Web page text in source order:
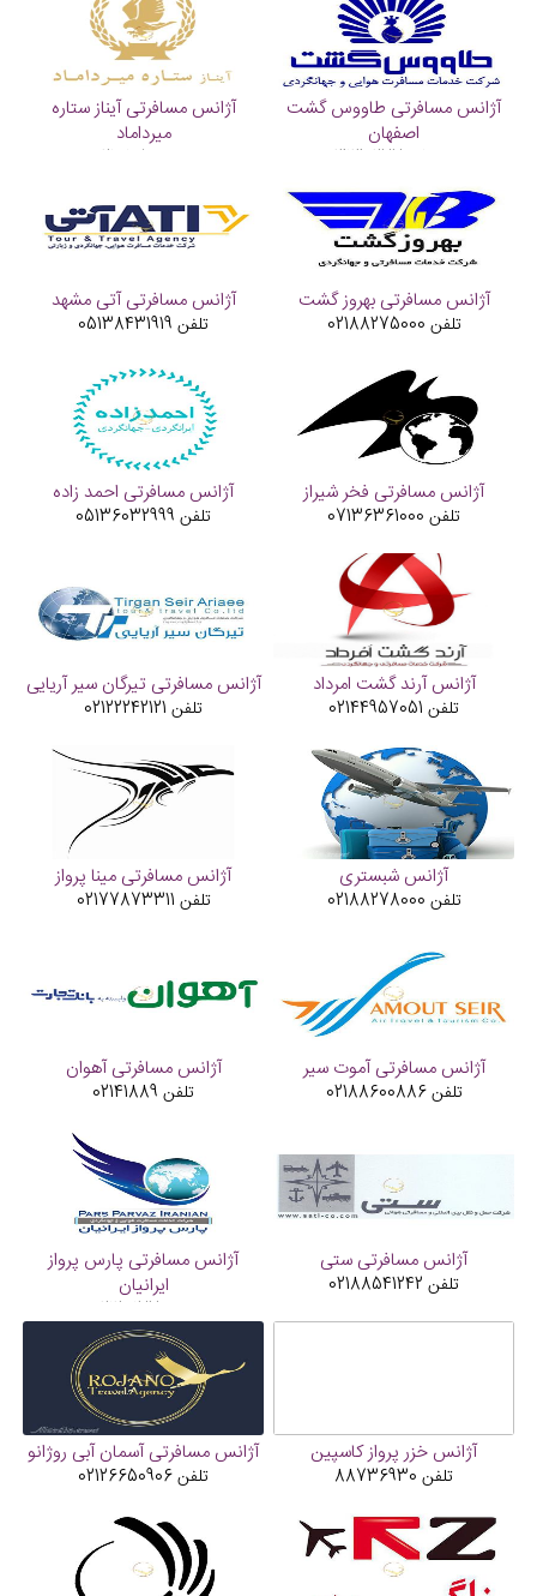
آژانس مسافرتی طاووس گشت
اصفهان
03136277661
آژانس مسافرتی آیناز ستاره
میرداماد
02181050
آژانس مسافرتی بهروز گشت
تلفن 02188275000
آژانس مسافرتی آتی مشهد
تلفن 05138431919
آژانس مسافرتی فخر شیراز
تلفن 07136361000
آژانس مسافرتی احمد زاده
تلفن 05136032999
آژانس آرند گشت امرداد
تلفن 02144957051
آژانس مسافرتی تیرگان سیر آریایی
تلفن 02122242121
آژانس شبستری
تلفن 02188278000
آژانس مسافرتی مینا پرواز
تلفن 02177873311
آژانس مسافرتی آموت سیر
تلفن02188600886
آژانس مسافرتی آهوان
تلفن 02141889
آژانس مسافرتی ستی
تلفن 02188541242
آژانس مسافرتی پارس پرواز
ایرانیان
02128177
آژانس خزر پرواز کاسپین
تلفن 88736930
آژانس مسافرتی آسمان آبی روژانو
تلفن02126650906